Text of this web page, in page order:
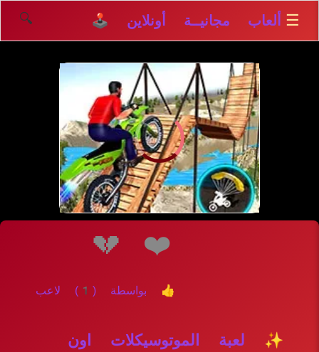
☰ ألعاب مجانيــة أونلاين 🕹️ 🔍
إلعــــب
❤️
💔
👍 بواسطة (1) لاعب
✨ لعبة الموتوسيكلات اون